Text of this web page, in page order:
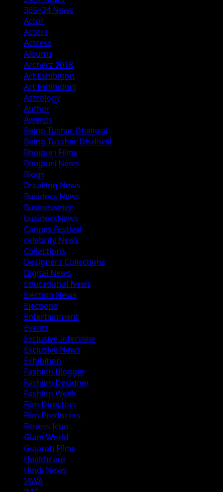
365×24 News
Actor
Actors
Actress
Albums
Archerz 2018
Art Exhibition
Art Exhibitionj
Astrology
Author
Awards
Being Tushar Dhaliwal
Being Tusshar Dhaliwal
Bhojpuri Films
Bhojpuri News
Blogs
Breaking News
Business News
Businessmen
businessNews
Cannes Festival
celebrity News
Collections
Designers Collections
Digital News
Educational News
Election News
Elections
Entertainment
Events
Exclusive Interview
Exclusive News
Exhibition
Fashion Blogger
Fashion Designer
Fashion Week
Film Directors
Film Producers
Fitness Icon
Glam World
Gujarati Films
Healthcare
Hindi News
IAWA